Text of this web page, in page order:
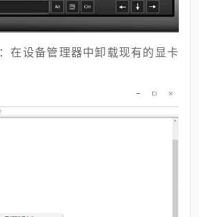
：在设备管理器中卸载现有的显卡